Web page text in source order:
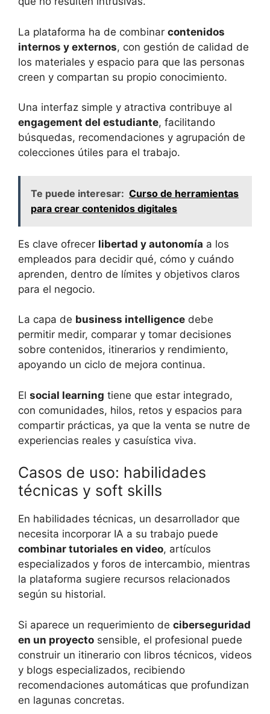
La plataforma ha de combinar contenidos
internos y externos, con gestión de calidad de
los materiales y espacio para que las personas
creen y compartan su propio conocimiento.
Una interfaz simple y atractiva contribuye al
engagement del estudiante, facilitando
búsquedas, recomendaciones y agrupación de
colecciones útiles para el trabajo.
Te puede interesar: Curso de herramientas
para crear contenidos digitales
Es clave ofrecer libertad y autonomía a los
empleados para decidir qué, cómo y cuándo
aprenden, dentro de límites y objetivos claros
para el negocio.
La capa de business intelligence debe
permitir medir, comparar y tomar decisiones
sobre contenidos, itinerarios y rendimiento,
apoyando un ciclo de mejora continua.
El social learning tiene que estar integrado,
con comunidades, hilos, retos y espacios para
compartir prácticas, ya que la venta se nutre de
experiencias reales y casuística viva.
Casos de uso: habilidades
técnicas y soft skills
En habilidades técnicas, un desarrollador que
necesita incorporar IA a su trabajo puede
combinar tutoriales en video, artículos
especializados y foros de intercambio, mientras
la plataforma sugiere recursos relacionados
según su historial.
Si aparece un requerimiento de ciberseguridad
en un proyecto sensible, el profesional puede
construir un itinerario con libros técnicos, videos
y blogs especializados, recibiendo
recomendaciones automáticas que profundizan
en lagunas concretas.